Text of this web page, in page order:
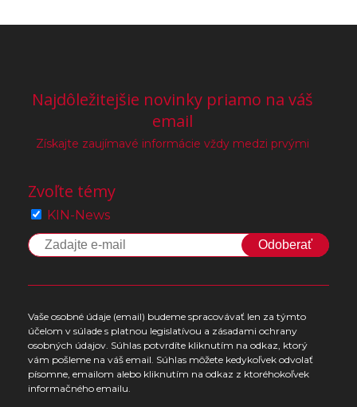
Najdôležitejšie novinky priamo na váš
email
Získajte zaujímavé informácie vždy medzi prvými
Zvoľte témy
KIN-News
Odoberať
Vaše osobné údaje (email) budeme spracovávať len za týmto
účelom v súlade s platnou legislatívou a zásadami ochrany
osobných údajov. Súhlas potvrdíte kliknutím na odkaz, ktorý
vám pošleme na váš email. Súhlas môžete kedykoľvek odvolať
písomne, emailom alebo kliknutím na odkaz z ktoréhokoľvek
informačného emailu.